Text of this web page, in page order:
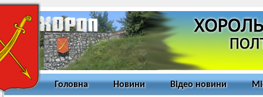
Головна Новини Відео новини